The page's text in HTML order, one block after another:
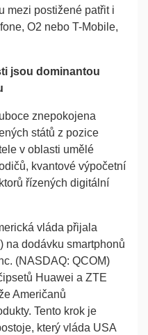
mezi postižené patřit i
O2 nebo T-Mobile,
jsou dominantou
znepokojena
států z pozice
v oblasti umělé
kvantové výpočetní
řízených digitální
vláda přijala
na dodávku smartphonů
(NASDAQ: QCOM)
Huawei a ZTE
Američanů
Tento krok je
který vláda USA